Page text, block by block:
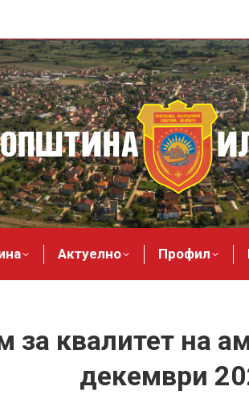
Актуелно Профил
за квалитет на
декември